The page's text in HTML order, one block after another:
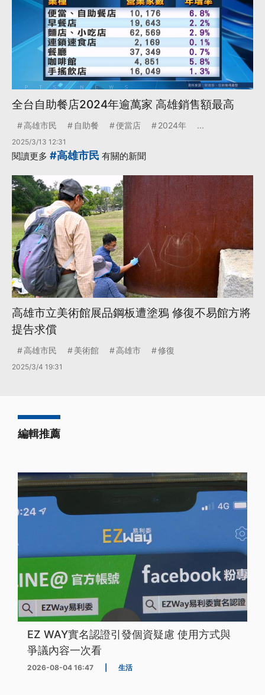
全台自助餐店2024年逾萬家 高雄銷售額最高
高雄市民 自助餐 便當店 2024年 ...
2025/3/13 12:31
閱讀更多 #高雄市民 有關的新聞
高雄市立美術館展品鋼板遭塗鴉 修復不易館方將
提告求償
高雄市民 美術館 高雄市 修復
2025/3/4 19:31
編輯推薦
EZ WAY實名認證引發個資疑慮 使用方式與
爭議內容一次看
2026-08-04 16:47 生活